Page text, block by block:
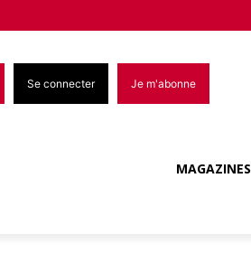
Se connecter Je m'abonne
MAGAZINES